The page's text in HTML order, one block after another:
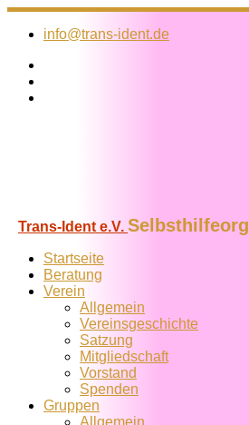
Zum
Inhalt
info@trans-ident.de
Trans-Ident e.V.
Startseite
Beratung
Verein
Allgemein
Vereins­geschichte
Satzung
Mitglied­schaft
Vorstand
Spenden
Gruppen
Allgemein